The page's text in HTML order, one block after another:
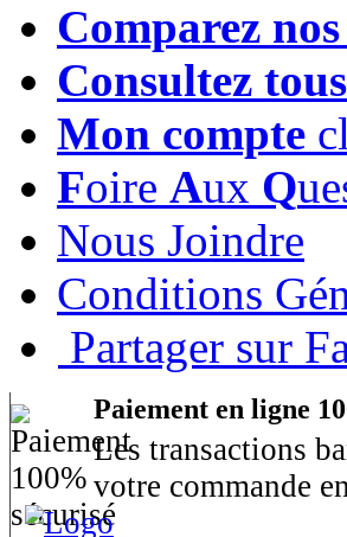
Comparez
Consultez
Mon compte
Foire Aux Q
Nous Joindre
Conditions
Partager sur
Paiement en ligne
Les transactions
votre commande